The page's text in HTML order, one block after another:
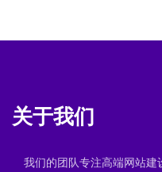
关于我们
我们的团队专注高端网站